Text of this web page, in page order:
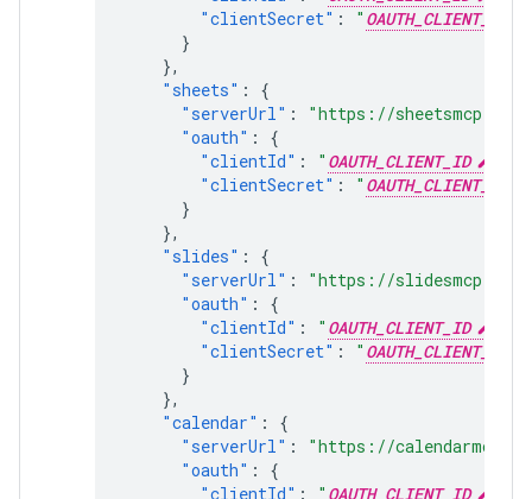
"clientSecret" : "
}
},
"sheets" :
{
"serverUrl" :
"https://
"oauth" :
{
"clientId" : " OAUTH_CLIENT_ID
"clientSecret" : "
}
},
"slides" :
{
"serverUrl" :
"https://
"oauth" :
{
"clientId" : " OAUTH_CLIENT_ID
"clientSecret" : "
}
},
"calendar" :
{
"serverUrl" :
"https://
"oauth" :
{
"clientId" : " OAUTH_CLIENT_ID